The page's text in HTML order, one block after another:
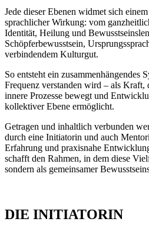
Jede dieser Ebenen widmet sich
sprachlicher Wirkung: vom
Identität, Heilung und
Schöpferbewusstsein,
verbindendem Kulturgut.
So entsteht ein zusammenhängendes
Frequenz verstanden wird – als Kraft,
innere Prozesse bewegt und
kollektiver Ebene ermöglicht.
Getragen und inhaltlich verbunden
durch eine Initiatorin und auch
Erfahrung und praxisnahe
schafft den Rahmen, in dem diese
sondern als gemeinsamer
DIE INITIATORIN